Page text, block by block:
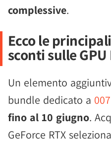
complessive.
Ecco le
sconti sulle GPU
Un elemento
bundle dedicato a
fino al 10 giugno.
GeForce RTX